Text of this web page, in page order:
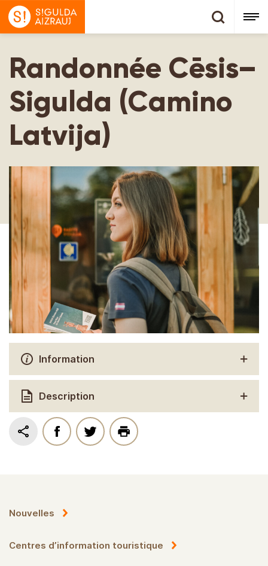
Randonnée Cēsis–
Sigulda (Camino
Latvija)
Information
Description
Nouvelles
Centres d’information touristique